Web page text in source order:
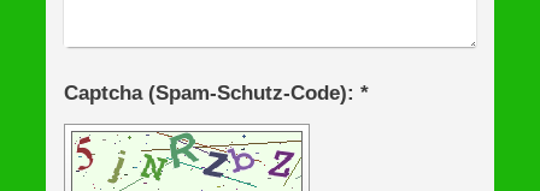
Captcha (Spam-Schutz-Code): *